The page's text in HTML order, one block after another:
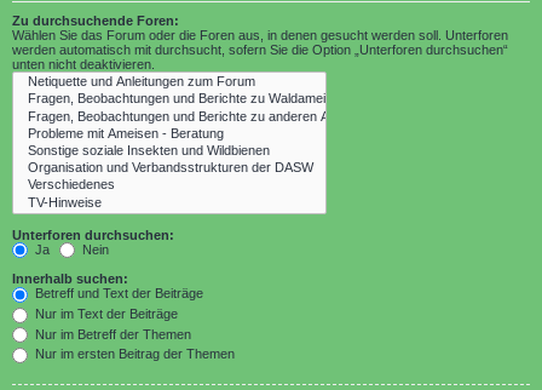
Zu durchsuchende Foren:
Wählen Sie das Forum oder die Foren aus, in denen gesucht werden soll. Unterforen
werden automatisch mit durchsucht, sofern Sie die Option „Unterforen durchsuchen“
unten nicht deaktivieren.
Unterforen durchsuchen:
Ja
Nein
Innerhalb suchen:
Betreff und Text der Beiträge
Nur im Text der Beiträge
Nur im Betreff der Themen
Nur im ersten Beitrag der Themen